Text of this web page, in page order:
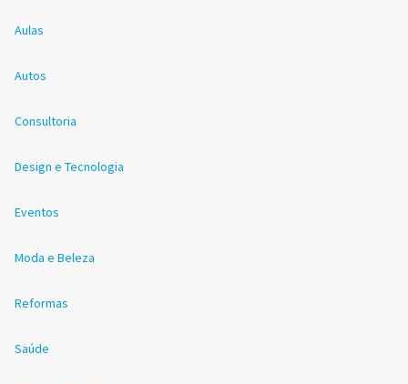
Aulas
Autos
Consultoria
Design e Tecnologia
Eventos
Moda e Beleza
Reformas
Saúde